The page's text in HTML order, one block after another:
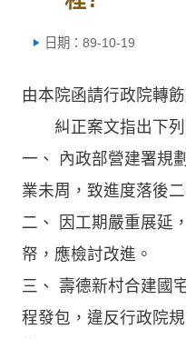
日期：89-10-19
由本院函請行政院轉
糾正案文指出下列
一、 內政部營建署規
業未周，致進度落後
二、 因工期嚴重展延
帑，應檢討改進。
三、 壽德新村合建國
程發包，違反行政院